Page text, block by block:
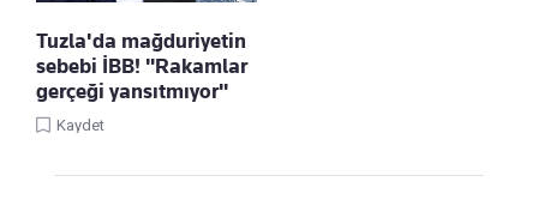
Tuzla'da mağduriyetin
sebebi İBB! "Rakamlar
gerçeği yansıtmıyor"
Kaydet